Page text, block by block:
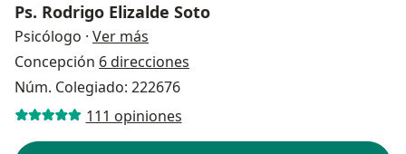
Ps. Rodrigo Elizalde Soto
Psicólogo · Ver más
Concepción 6 direcciones
Núm. Colegiado: 222676
111 opiniones